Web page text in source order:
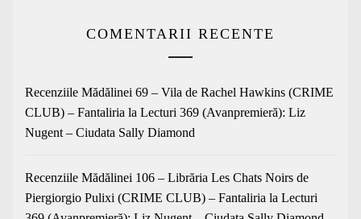
COMENTARII RECENTE
Recenziile Mădălinei 69 – Vila de Rachel Hawkins (CRIME
CLUB) – Fantaliria la Lecturi 369 (Avanpremieră): Liz
Nugent – Ciudata Sally Diamond
Recenziile Mădălinei 106 – Librăria Les Chats Noirs de
Piergiorgio Pulixi (CRIME CLUB) – Fantaliria la Lecturi